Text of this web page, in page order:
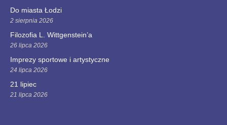
Do miasta Łodzi
2 sierpnia 2026
Filozofia L. Wittgenstein’a
26 lipca 2026
Imprezy sportowe i artystyczne
24 lipca 2026
21 lipiec
21 lipca 2026